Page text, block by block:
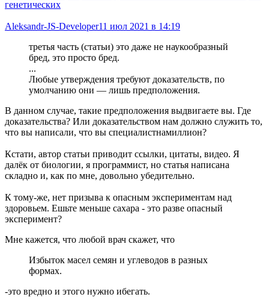
генетических
Aleksandr-JS-Developer11 июл 2021 в 14:19
третья часть (статьи) это даже не наукообразный
бред, это просто бред.
...
Любые утверждения требуют доказательств, по
умолчанию они — лишь предположения.
В данном случае, такие предположения выдвигаете вы. Где
доказательства? Или доказательством нам должно служить то,
что вы написали, что вы специалистнамиллион?
Кстати, автор статьи приводит ссылки, цитаты, видео. Я
далёк от биологии, я программист, но статья написана
складно и, как по мне, довольно убедительно.
К тому-же, нет призыва к опасным экспериментам над
здоровьем. Ешьте меньше сахара - это разве опасный
эксперимент?
Мне кажется, что любой врач скажет, что
Избыток масел семян и углеводов в разных
формах.
-это вредно и этого нужно ибегать.